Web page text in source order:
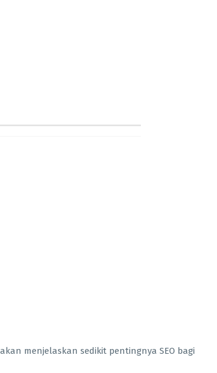
menjelaskan sedikit pentingnya SEO bagi